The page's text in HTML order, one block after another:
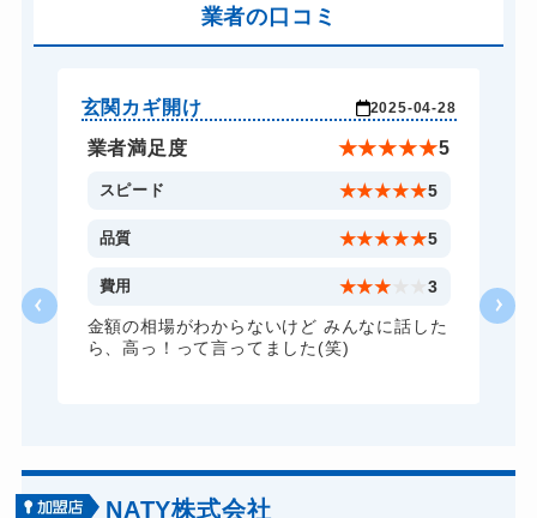
バイクカギ開け
スーツケースカギ開け 8,800円～(税込)
金庫カギ開け 14,300円～(税込)
金庫カギ修理 11,000円～(税込)
ロッカーカギ開け 8,800円～(税込)
10,780円～(税込)
8,800円～(税込)
ドアノブカギ交換
業者の口コミ
玄関カギ開け 2025-04-28
業者満足度 ★★★★★5
スピード ★★★★★5
品質 ★★★★★5
費用 ★★★ 3
金額の相場がわからないけど みんなに話した
ら、高っ！って言ってました(笑)
NATY株式会社